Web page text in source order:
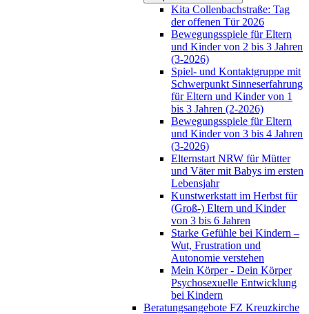
Kita Collenbachstraße: Tag
der offenen Tür 2026
Bewegungsspiele für Eltern
und Kinder von 2 bis 3 Jahren
(3-2026)
Spiel- und Kontaktgruppe mit
Schwerpunkt Sinneserfahrung
für Eltern und Kinder von 1
bis 3 Jahren (2-2026)
Bewegungsspiele für Eltern
und Kinder von 3 bis 4 Jahren
(3-2026)
Elternstart NRW für Mütter
und Väter mit Babys im ersten
Lebensjahr
Kunstwerkstatt im Herbst für
(Groß-) Eltern und Kinder
von 3 bis 6 Jahren
Starke Gefühle bei Kindern –
Wut, Frustration und
Autonomie verstehen
Mein Körper - Dein Körper
Psychosexuelle Entwicklung
bei Kindern
Beratungsangebote FZ Kreuzkirche